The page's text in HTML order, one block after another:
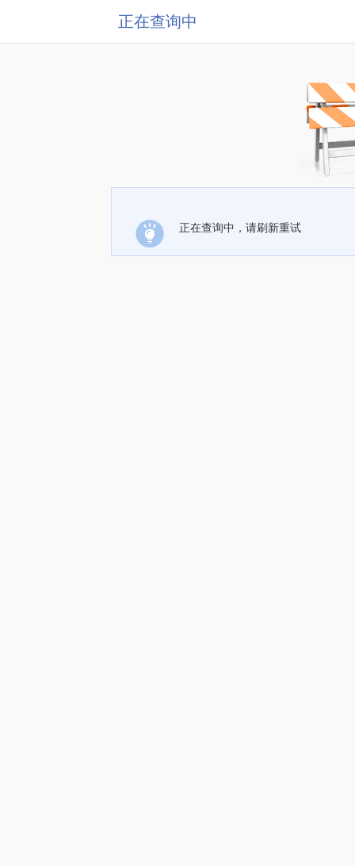
正在查询中
正在查询中，请刷新重试